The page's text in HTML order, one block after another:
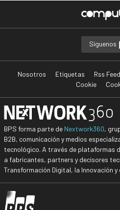
Síguenos
Nosotros Etiquetas Rss Feed
Cookie
BPS forma parte de Nextwork360,
B2B, comunicación y medios
tecnológico. A través de plataformas
a fabricantes, partners y decisores
Transformación Digital, la Innovación